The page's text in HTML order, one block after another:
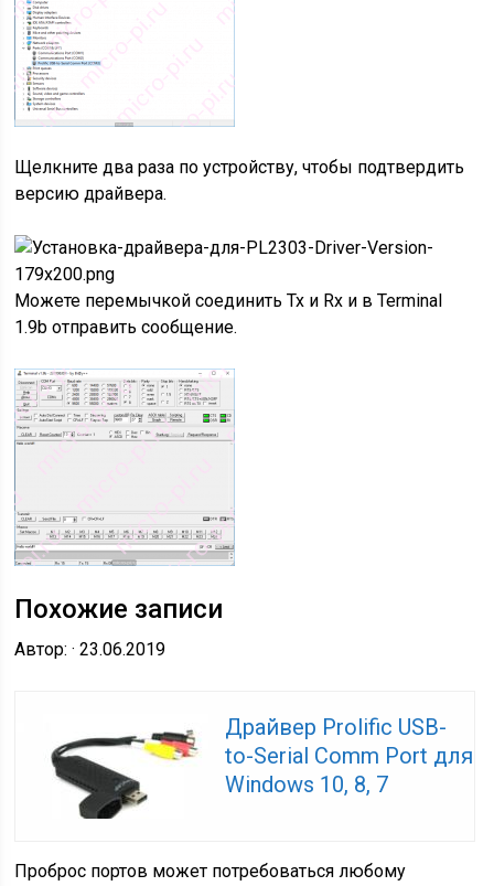
Щелкните два раза по устройству, чтобы подтвердить
версию драйвера.
Можете перемычкой соединить Tx и Rx и в Terminal
1.9b отправить сообщение.
Похожие записи
Автор: · 23.06.2019
Драйвер Prolific USB-
to-Serial Comm Port для
Windows 10, 8, 7
Проброс портов может потребоваться любому